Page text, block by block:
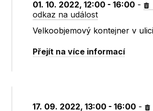
01. 10. 2022, 12:00 - 16:00 -
odkaz na událost
Velkoobjemový kontejner v
Přejít na více informací
17. 09. 2022, 13:00 - 16:00 -